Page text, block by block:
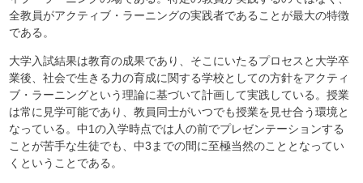
全教員がアクティブ・ラーニングの実践者であることが最大の特徴
である。
大学入試結果は教育の成果であり、そこにいたるプロセスと大学卒
業後、社会で生きる力の育成に関する学校としての方針をアクティ
ブ・ラーニングという理論に基づいて計画して実践している。授業
は常に見学可能であり、教員同士がいつでも授業を見せ合う環境と
なっている。中1の入学時点では人の前でプレゼンテーションする
ことが苦手な生徒でも、中3までの間に至極当然のこととなってい
くということである。